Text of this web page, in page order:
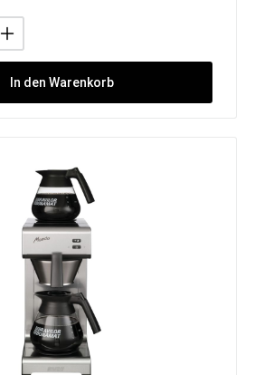
In den Warenkorb